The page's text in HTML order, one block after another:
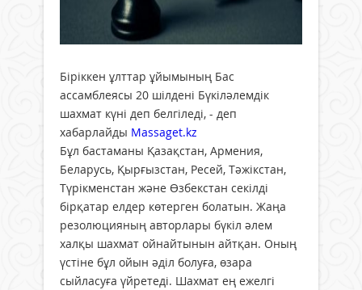
Біріккен ұлттар ұйымының Бас
ассамблеясы 20 шілдені Бүкіләлемдік
шахмат күні деп белгіледі, - деп
хабарлайды Massaget.kz
Бұл бастаманы Қазақстан, Армения,
Беларусь, Қырғызстан, Ресей, Тәжікстан,
Түрікменстан және Өзбекстан секілді
бірқатар елдер көтерген болатын. Жаңа
резолюцияның авторлары бүкіл әлем
халқы шахмат ойнайтынын айтқан. Оның
үстіне бұл ойын әділ болуға, өзара
сыйласуға үйретеді. Шахмат ең ежелгі